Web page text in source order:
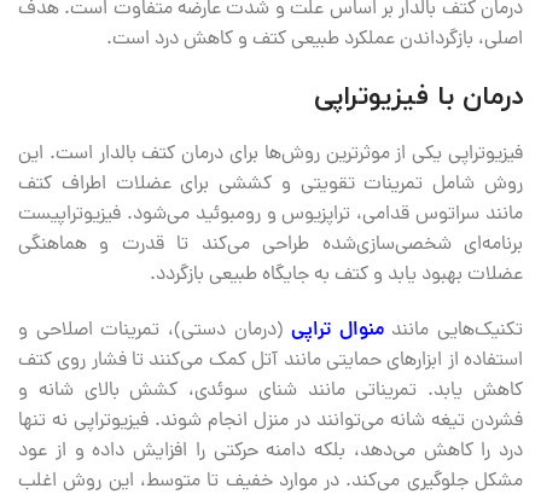
درمان کتف بالدار بر اساس علت و شدت عارضه متفاوت است. هدف
اصلی، بازگرداندن عملکرد طبیعی کتف و کاهش درد است.
درمان با فیزیوتراپی
فیزیوتراپی یکی از موثرترین روش‌ها برای درمان کتف بالدار است. این
روش شامل تمرینات تقویتی و کششی برای عضلات اطراف کتف
مانند سراتوس قدامی، تراپزیوس و رومبوئید می‌شود. فیزیوتراپیست
برنامه‌ای شخصی‌سازی‌شده طراحی می‌کند تا قدرت و هماهنگی
عضلات بهبود یابد و کتف به جایگاه طبیعی بازگردد.
تکنیک‌هایی مانندمنوال تراپی(درمان دستی)، تمرینات اصلاحی و
استفاده از ابزارهای حمایتی مانند آتل کمک می‌کنند تا فشار روی کتف
کاهش یابد. تمریناتی مانند شنای سوئدی، کشش بالای شانه و
فشردن تیغه شانه می‌توانند در منزل انجام شوند. فیزیوتراپی نه تنها
درد را کاهش می‌دهد، بلکه دامنه حرکتی را افزایش داده و از عود
مشکل جلوگیری می‌کند. در موارد خفیف تا متوسط، این روش اغلب